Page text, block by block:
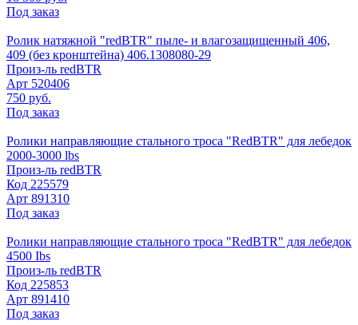
Под заказ
Ролик натяжной "redBTR" пыле- и влагозащищенный 406,
409 (без кронштейна) 406.1308080-29
Произ-ль redBTR
Арт 520406
750 руб.
Под заказ
Ролики направляющие стального троса "RedBTR" для лебедок
2000-3000 lbs
Произ-ль redBTR
Код 225579
Арт 891310
Под заказ
Ролики направляющие стального троса "RedBTR" для лебедок
4500 Ibs
Произ-ль redBTR
Код 225853
Арт 891410
Под заказ